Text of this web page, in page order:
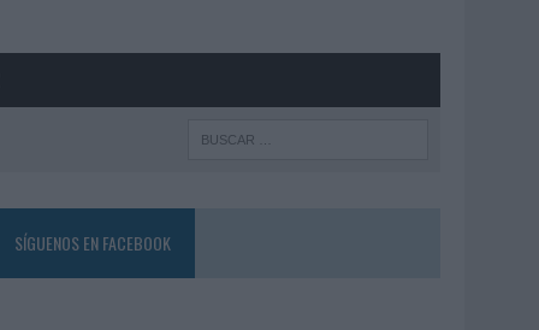
SÍGUENOS EN FACEBOOK